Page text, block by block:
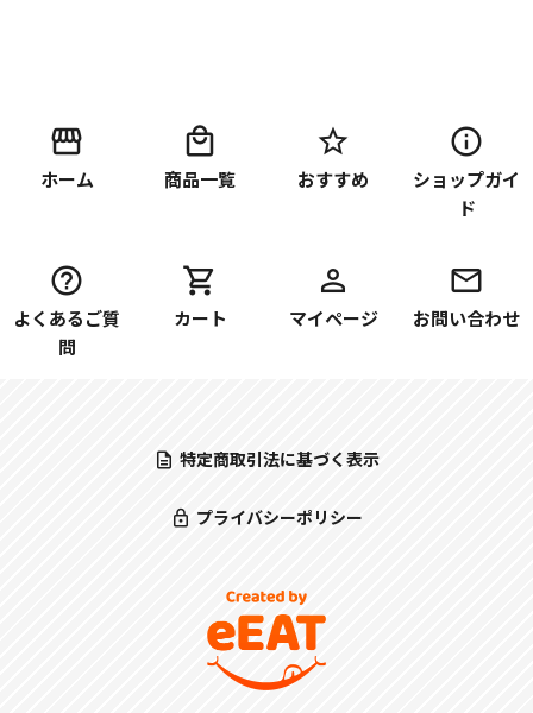
ホーム 商品一覧 おすすめ
ショップガイ
ド
よくあるご質
問
カート マイページ お問い合わせ
特定商取引法に基づく表示
プライバシーポリシー